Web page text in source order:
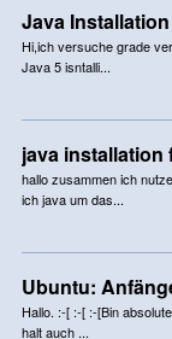
Java
Hi,ich versuche grade
Java 5 isntalli...
java
hallo zusammen ich
ich java um das...
Ubuntu:
Hallo. :-[ :-[ :-[Bin
halt auch ...